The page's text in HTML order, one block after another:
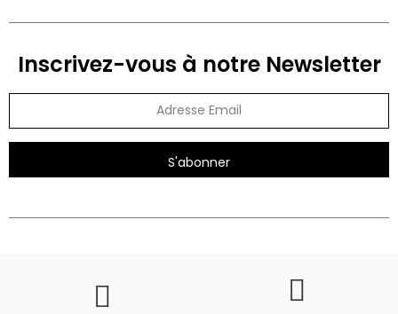
Inscrivez-vous à notre Newsletter
S'abonner